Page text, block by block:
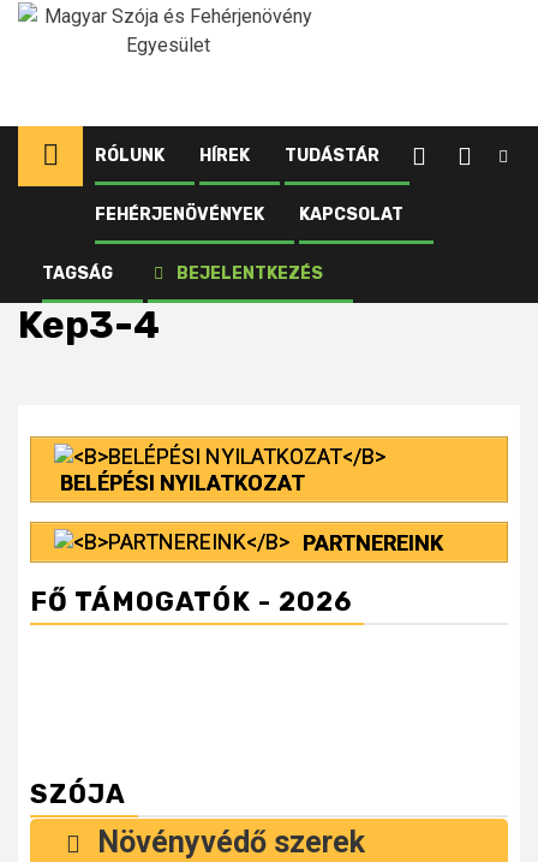
Ugrás
RÓLUNK HÍREK TUDÁSTÁR
FEHÉRJENÖVÉNYEK KAPCSOLAT
TAGSÁG BEJELENTKEZÉS
Kezdőlap Fehérjenövények
Borsó
Kep3-4
BELÉPÉSI NYILATKOZAT
PARTNEREINK
FŐ TÁMOGATÓK - 2026
SZÓJA
Növényvédő szerek